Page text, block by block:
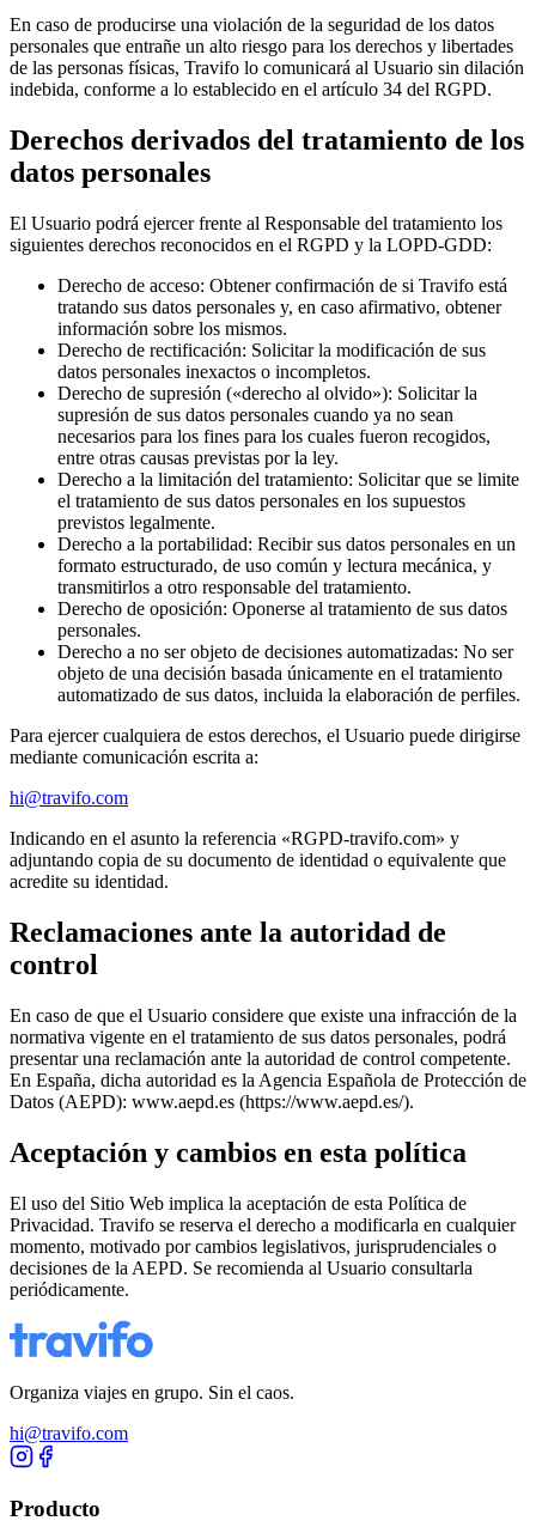
En caso de producirse una violación de la seguridad de los datos
personales que entrañe un alto riesgo para los derechos y libertades
de las personas físicas, Travifo lo comunicará al Usuario sin dilación
indebida, conforme a lo establecido en el artículo 34 del RGPD.
Derechos derivados del tratamiento de los
datos personales
El Usuario podrá ejercer frente al Responsable del tratamiento los
siguientes derechos reconocidos en el RGPD y la LOPD-GDD:
Derecho de acceso: Obtener confirmación de si Travifo está
tratando sus datos personales y, en caso afirmativo, obtener
información sobre los mismos.
Derecho de rectificación: Solicitar la modificación de sus
datos personales inexactos o incompletos.
Derecho de supresión («derecho al olvido»): Solicitar la
supresión de sus datos personales cuando ya no sean
necesarios para los fines para los cuales fueron recogidos,
entre otras causas previstas por la ley.
Derecho a la limitación del tratamiento: Solicitar que se limite
el tratamiento de sus datos personales en los supuestos
previstos legalmente.
Derecho a la portabilidad: Recibir sus datos personales en un
formato estructurado, de uso común y lectura mecánica, y
transmitirlos a otro responsable del tratamiento.
Derecho de oposición: Oponerse al tratamiento de sus datos
personales.
Derecho a no ser objeto de decisiones automatizadas: No ser
objeto de una decisión basada únicamente en el tratamiento
automatizado de sus datos, incluida la elaboración de perfiles.
Para ejercer cualquiera de estos derechos, el Usuario puede dirigirse
mediante comunicación escrita a:
hi@travifo.com
Indicando en el asunto la referencia «RGPD-travifo.com» y
adjuntando copia de su documento de identidad o equivalente que
acredite su identidad.
Reclamaciones ante la autoridad de
control
En caso de que el Usuario considere que existe una infracción de la
normativa vigente en el tratamiento de sus datos personales, podrá
presentar una reclamación ante la autoridad de control competente.
En España, dicha autoridad es la Agencia Española de Protección de
Datos (AEPD): www.aepd.es (https://www.aepd.es/).
Aceptación y cambios en esta política
El uso del Sitio Web implica la aceptación de esta Política de
Privacidad. Travifo se reserva el derecho a modificarla en cualquier
momento, motivado por cambios legislativos, jurisprudenciales o
decisiones de la AEPD. Se recomienda al Usuario consultarla
periódicamente.
Organiza viajes en grupo. Sin el caos.
hi@travifo.com
Producto